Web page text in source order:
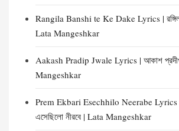
Rangila Banshi te Ke Dake Lyrics | রঙ্গিলা
Lata Mangeshkar
Aakash Pradip Jwale Lyrics | আকাশ
Mangeshkar
Prem Ekbari Esechhilo Neerabe Lyrics |
এসেছিলো নীরবে | Lata Mangeshkar